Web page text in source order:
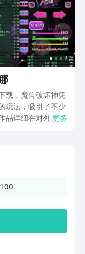
载，魔兽破坏神凭
玩法，吸引了不少
品详细在对外发布
更多